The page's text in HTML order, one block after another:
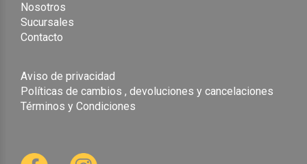
Nosotros
Sucursales
Contacto
Aviso de privacidad
Políticas de cambios , devoluciones y cancelaciones
Términos y Condiciones